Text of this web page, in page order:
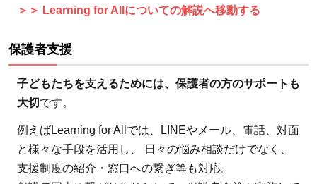
が必
子ど
もた
ちの
ため
たち
がで
きる
＞＞ Learning for Allについての解説へ移動する
保護者支援
子どもたちを支えるためには、保護者の方のサポートも
大切です。
例えばLearning for Allでは、LINEやメール、電話、対面
と様々な手段を活用し、 日々の悩み相談だけでなく、
支援制度の紹介・窓口への繋ぎ等も対応。